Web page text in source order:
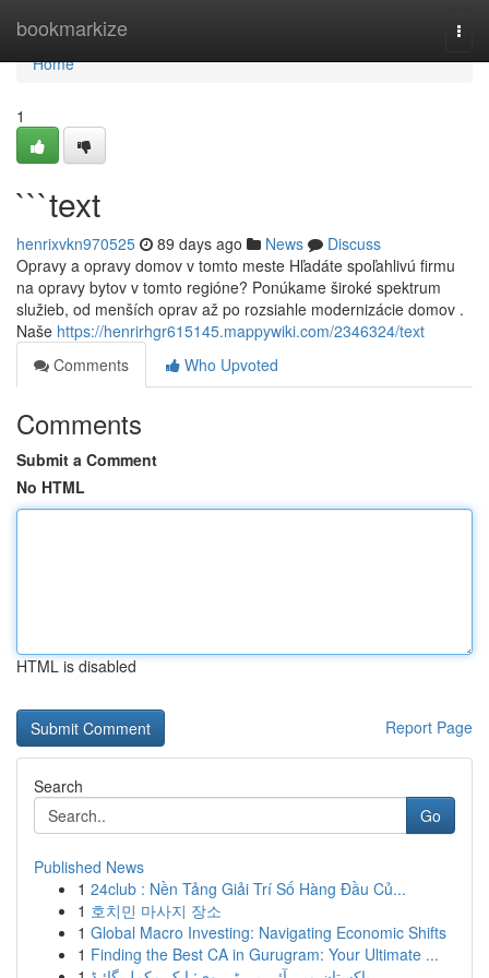
bookmarkize
Home
Home
1
```text
henrixvkn970525 89 days ago News
Discuss
Opravy a opravy domov v tomto meste Hľadáte spoľahlivú firmu
na opravy bytov v tomto regióne? Ponúkame široké spektrum
služieb, od menších oprav až po rozsiahle modernizácie domov .
Naše https://henrirhgr615145.mappywiki.com/2346324/text
Comments
Who Upvoted
Comments
Submit a Comment
No HTML
HTML is disabled
Report Page
Search
Go
Published News
1 24club : Nền Tảng Giải Trí Số Hàng Đầu Củ...
1 호치민 마사지 장소
1 Global Macro Investing: Navigating Economic Shifts
1 Finding the Best CA in Gurugram: Your Ultimate ...